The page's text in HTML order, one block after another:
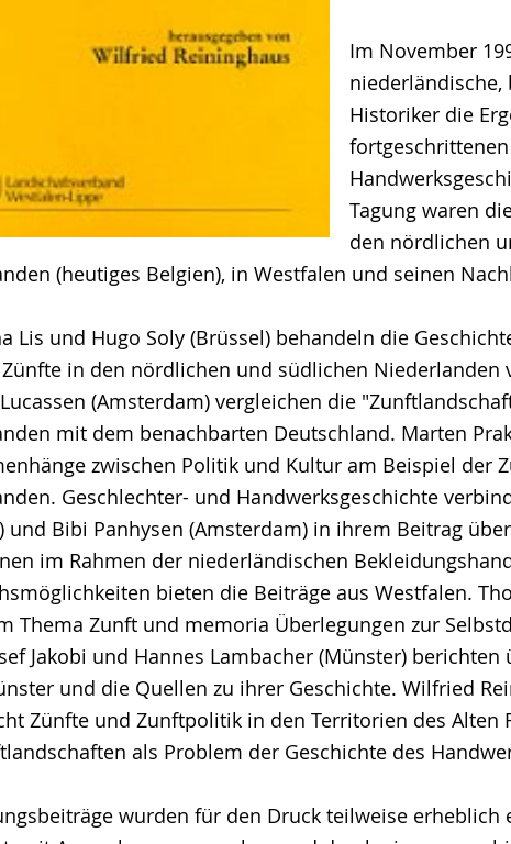
Im November
niederländische,
Historiker die
Tagung waren
den nördlichen
(heutiges Belgien), in Westfalen und seinen
Lis und Hugo Soly (Brüssel) behandeln die
in den nördlichen und südlichen Niederlanden
(Amsterdam) vergleichen die
mit dem benachbarten Deutschland. Marten
zwischen Politik und Kultur am Beispiel der
Geschlechter- und Handwerksgeschichte
und Bibi Panhysen (Amsterdam) in ihrem Beitrag
im Rahmen der niederländischen
bieten die Beiträge aus Westfalen.
Thema Zunft und memoria Überlegungen zur
Jakobi und Hannes Lambacher (Münster)
und die Quellen zu ihrer Geschichte. Wilfried
Zünfte und Zunftpolitik in den Territorien des Alten
als Problem der Geschichte des
wurden für den Druck teilweise erheblich